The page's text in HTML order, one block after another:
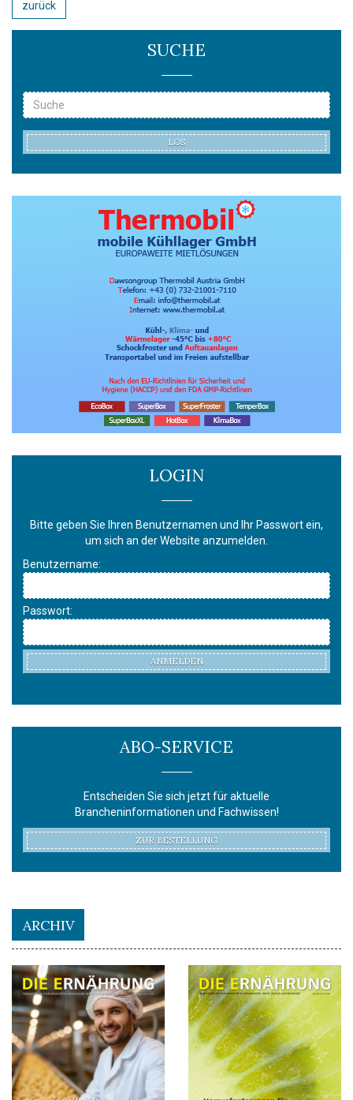
zurück
SUCHE
LOS
LOGIN
Bitte geben Sie Ihren Benutzernamen und Ihr Passwort ein,
um sich an der Website anzumelden.
Benutzername:
Passwort:
ANMELDEN
ABO-SERVICE
Entscheiden Sie sich jetzt für aktuelle
Brancheninformationen und Fachwissen!
ZUR BESTELLUNG
ARCHIV